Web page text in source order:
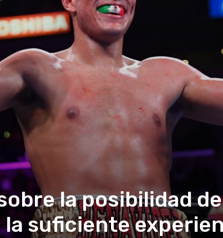
la posibilidad
la suficiente